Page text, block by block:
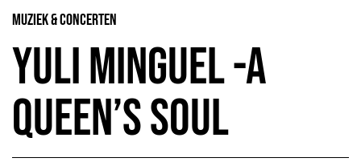
Muziek & Concerten
Yuli Minguel -A
Queen’s Soul